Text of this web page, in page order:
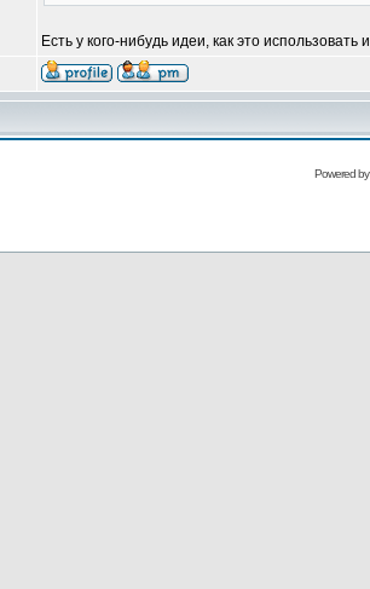
Есть у кого-нибудь идеи, как это
Powered by